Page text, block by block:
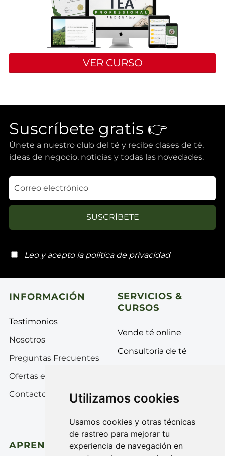
Utilizamos cookies
Usamos cookies y otras técnicas
de rastreo para mejorar tu
experiencia de navegación en
VER CURSO
Suscríbete gratis 👉
Únete a nuestro club del té y recibe clases de té,
ideas de negocio, noticias y todas las novedades.
SUSCRÍBETE
Leo y acepto la política de privacidad
INFORMACIÓN
Testimonios
Nosotros
Preguntas Frecuentes
Ofertas empleo
Contacto
SERVICIOS &
CURSOS
Vende té online
Consultoría de té
ÉliTÉ
APRENDE MÁS ¡Síguenos!